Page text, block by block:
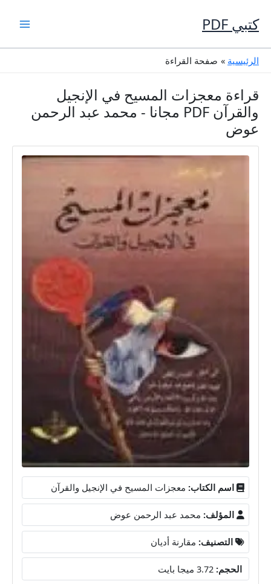
إلى
المحتوى
كتبي PDF
الرئيسية صفحة القراءة
قراءة معجزات المسيح في الإنجيل
والقرآن PDF مجانا - محمد عبد الرحمن
عوض
اسم الكتاب: معجزات المسيح في الإنجيل والقرآن
المؤلف: محمد عبد الرحمن عوض
التصنيف: مقارنة أديان
الحجم: